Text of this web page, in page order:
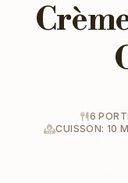
6
CUISSON: 10